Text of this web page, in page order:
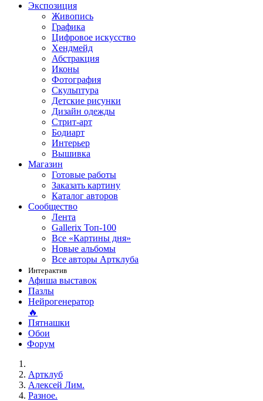
Экспозиция
Живопись
Графика
Цифровое искусство
Хендмейд
Абстракция
Иконы
Фотография
Скульптура
Детские рисунки
Дизайн одежды
Стрит-арт
Бодиарт
Интерьер
Вышивка
Магазин
Готовые работы
Заказать картину
Каталог авторов
Сообщество
Лента
Gallerix Топ-100
Все «Картины дня»
Новые альбомы
Все авторы Артклуба
Интерактив
Афиша выставок
Пазлы
Нейрогенератор
🔥
Пятнашки
Обои
Форум
Артклуб
Алексей Лим.
Разное.